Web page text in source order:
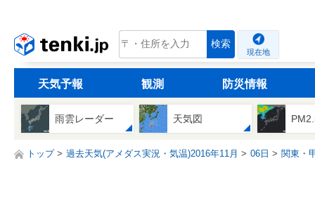
tenki.jp 検索
現在地
天気予報 観測 防災情報
雨雲レーダー 天気図
トップ 過去天気(アメダス実況・気温)2016年11月 06日 関東・